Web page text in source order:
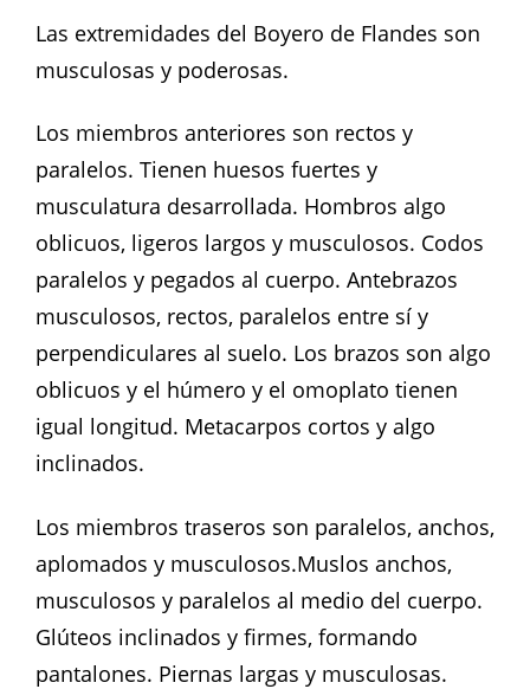
Las extremidades del Boyero de Flandes son
musculosas y poderosas.
Los miembros anteriores son rectos y
paralelos. Tienen huesos fuertes y
musculatura desarrollada. Hombros algo
oblicuos, ligeros largos y musculosos. Codos
paralelos y pegados al cuerpo. Antebrazos
musculosos, rectos, paralelos entre sí y
perpendiculares al suelo. Los brazos son algo
oblicuos y el húmero y el omoplato tienen
igual longitud. Metacarpos cortos y algo
inclinados.
Los miembros traseros son paralelos, anchos,
aplomados y musculosos.Muslos anchos,
musculosos y paralelos al medio del cuerpo.
Glúteos inclinados y firmes, formando
pantalones. Piernas largas y musculosas.